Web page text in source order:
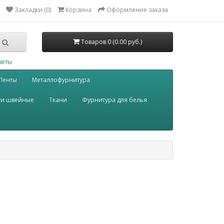
Закладки (0) Корзина Оформление заказа
Товаров 0 (0.00 руб.)
Металлофурнитура
швейные Ткани Фурнитура для белья